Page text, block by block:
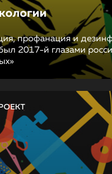
профанация и
2017-й глазами